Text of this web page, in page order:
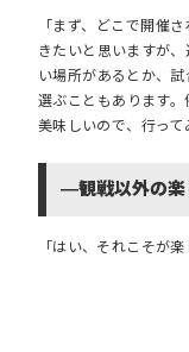
「まず、どこで開催
きたいと思いますが
い場所があるとか、
選ぶこともあります
美味しいので、行って
―観戦以外の楽
「はい、それこそが